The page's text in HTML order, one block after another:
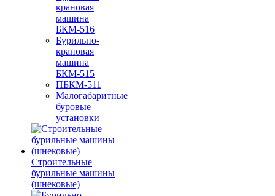
крановая
машина
БКМ-516
Бурильно-
крановая
машина
БКМ-515
ПБКМ-511
Малогабаритные
буровые
установки
Строительные
бурильные машины
(шнековые)